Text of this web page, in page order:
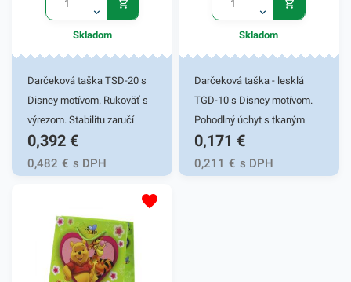
Skladom
Darčeková taška TSD-20 s
Disney motívom. Rukoväť s
výrezom. Stabilitu zaručí
ploché dno s kvalitným
lepením. Gramáž 170g/m2.
Vhodná na darčekové
predmety pre najmenších s
obľúbenými Disney
postavičkami. Rozmer
17,8x22,9x9,8cm.
0,392 €
0,482 € s DPH
Skladom
Darčeková taška - lesklá
TGD-10 s Disney motívom.
Pohodlný úchyt s tkaným
uchom. Stabilitu zaručí
ploché dno s kvalitným
lepením. Gramáž papiera
0,171 €
0,211 € s DPH